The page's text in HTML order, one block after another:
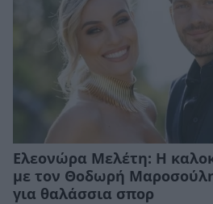
Ελεονώρα Μελέτη: Η
με τον Θοδωρή
για θαλάσσια σπορ